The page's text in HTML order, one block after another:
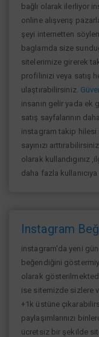
bağlı olarak ilerliyor
online alışverış
şeyi internetten
baglamda size
sitelerimize girerek
profilinizi veya satış
ulaştırabilirsiniz.
insanın gelir yada ek
satış sayfalarının
instagram takip
sayınızı
olarak kullandıgınız
daha fazla
Instagram
instagram'da yeni
beğendiğini
olarak
ise sitemizde sizlere
+1k üstüne
paylaşımlarınızı
ücretsiz bir şekilde